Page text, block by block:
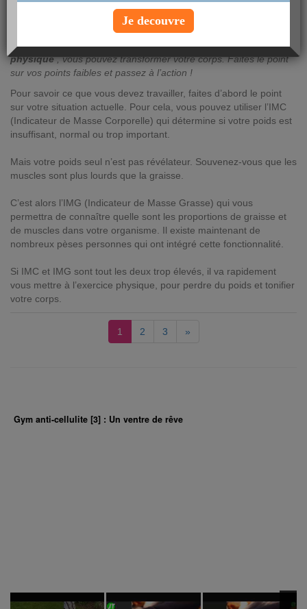
AUTEUR : Anna Montauban
En travaillant votresouplesseet en faisant un peu d’exercice
physique, vous pouvez transformer votre corps. Faites le point
sur vos points faibles et passez à l’action !
Pour savoir ce que vous devez travailler, faites d’abord le point
sur votre situation actuelle. Pour cela, vous pouvez utiliser l’IMC
(Indicateur de Masse Corporelle) qui détermine si votre poids est
insuffisant, normal ou trop important.
Mais votre poids seul n’est pas révélateur. Souvenez-vous que les
muscles sont plus lourds que la graisse.
C’est alors l’IMG (Indicateur de Masse Grasse) qui vous
permettra de connaître quelle sont les proportions de graisse et
de muscles dans votre organisme. Il existe maintenant de
nombreux pèses personnes qui ont intégré cette fonctionnalité.
Si IMC et IMG sont tout les deux trop élevés, il va rapidement
vous mettre à l’exercice physique, pour perdre du poids et tonifier
votre corps.
1 2 3 »
Gym anti-cellulite [3] : Un ventre de rêve
Je decouvre